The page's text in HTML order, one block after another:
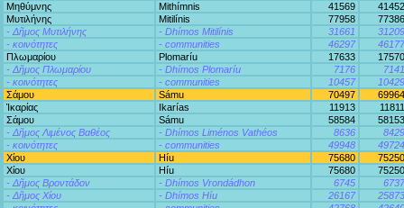
Μηθύμνης
Mithímnis 41569
41452
Μυτιλήνης
Mitilínis 77958
77386
- Δῆμος Μυτιλήνης
- Dhímos Mitilínis 31661
31209
- κοινότητες
- communities 46297
46177
Πλωμαρίου
Plomaríu 17633
17570
- Δῆμος Πλωμαρίου
- Dhímos Plomaríu 7176
7141
- κοινότητες
- communities 10457
10429
Σάμου
Sámu 70497
69964
Ἰκαρίας
Ikarías 11913
11811
Σάμου
Sámu 58584
58153
- Δῆμος Λιμένος Βαθέος
- Dhímos Liménos Vathéos 8636
8429
- κοινότητες
- communities 49948
49724
Χίου
Híu 75680
75250
Χίου
Híu 75680
75250
- Δῆμος Βροντάδον
- Dhímos Vrondádhon 6745
6737
- Δῆμος Χίου
- Dhímos Híu 26167
25873